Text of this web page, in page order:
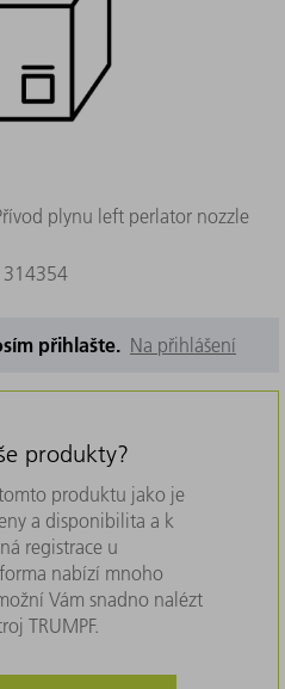
plynu left perlator nozzle
přihlašte. Na přihlášení
produkty?
produktu jako je
a disponibilita a k
registrace u
nabízí mnoho
Vám snadno nalézt
TRUMPF.